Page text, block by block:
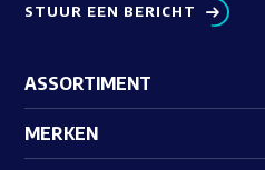
STUUR EEN BERICHT
ASSORTIMENT
MERKEN